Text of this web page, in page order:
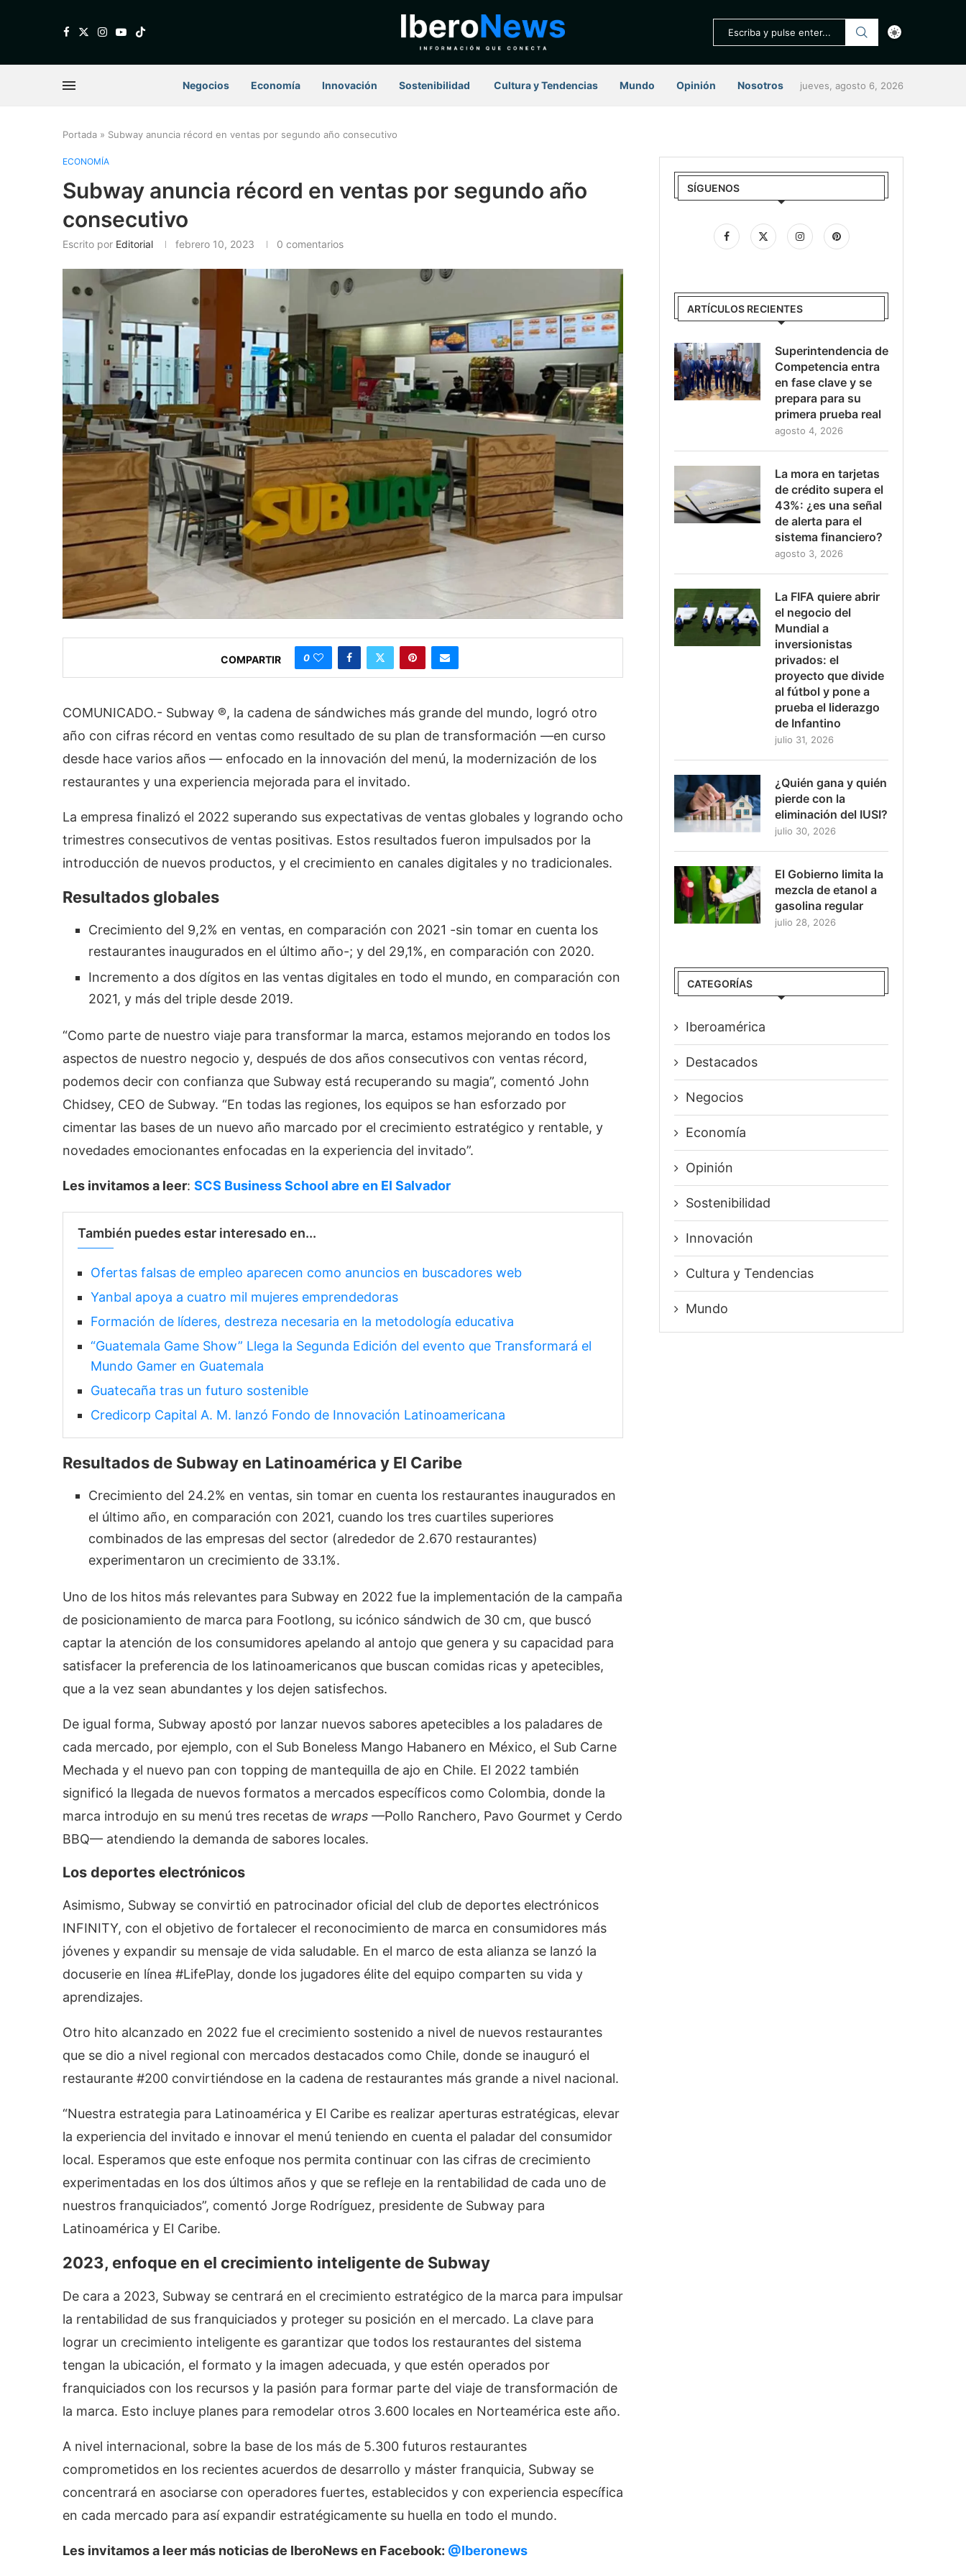
Negocios Economía Innovación Sostenibilidad ⁠ Cultura y Tendencias Mundo Opinión Nosotros jueves, agosto 6, 2026
Portada » Subway anuncia récord en ventas por segundo año consecutivo
ECONOMÍA
Subway anuncia récord en ventas por segundo año
consecutivo
Escrito por Editorial febrero 10, 2023 0 comentarios
COMPARTIR 0
COMUNICADO.- Subway ®, la cadena de sándwiches más grande del mundo, logró otro
año con cifras récord en ventas como resultado de su plan de transformación —en curso
desde hace varios años — enfocado en la innovación del menú, la modernización de los
restaurantes y una experiencia mejorada para el invitado.
La empresa finalizó el 2022 superando sus expectativas de ventas globales y logrando ocho
trimestres consecutivos de ventas positivas. Estos resultados fueron impulsados por la
introducción de nuevos productos, y el crecimiento en canales digitales y no tradicionales.
Resultados globales
Crecimiento del 9,2% en ventas, en comparación con 2021 -sin tomar en cuenta los
restaurantes inaugurados en el último año-; y del 29,1%, en comparación con 2020.
Incremento a dos dígitos en las ventas digitales en todo el mundo, en comparación con
2021, y más del triple desde 2019.
“Como parte de nuestro viaje para transformar la marca, estamos mejorando en todos los
aspectos de nuestro negocio y, después de dos años consecutivos con ventas récord,
podemos decir con confianza que Subway está recuperando su magia”, comentó John
Chidsey, CEO de Subway. “En todas las regiones, los equipos se han esforzado por
cimentar las bases de un nuevo año marcado por el crecimiento estratégico y rentable, y
novedades emocionantes enfocadas en la experiencia del invitado”.
Les invitamos a leer: SCS Business School abre en El Salvador
También puedes estar interesado en...
Ofertas falsas de empleo aparecen como anuncios en buscadores web
Yanbal apoya a cuatro mil mujeres emprendedoras
Formación de líderes, destreza necesaria en la metodología educativa
“Guatemala Game Show” Llega la Segunda Edición del evento que Transformará el
Mundo Gamer en Guatemala
Guatecaña tras un futuro sostenible
Credicorp Capital A. M. lanzó Fondo de Innovación Latinoamericana
Resultados de Subway en Latinoamérica y El Caribe
Crecimiento del 24.2% en ventas, sin tomar en cuenta los restaurantes inaugurados en
el último año, en comparación con 2021, cuando los tres cuartiles superiores
combinados de las empresas del sector (alrededor de 2.670 restaurantes)
experimentaron un crecimiento de 33.1%.
Uno de los hitos más relevantes para Subway en 2022 fue la implementación de la campaña
de posicionamiento de marca para Footlong, su icónico sándwich de 30 cm, que buscó
captar la atención de los consumidores apelando al antojo que genera y su capacidad para
satisfacer la preferencia de los latinoamericanos que buscan comidas ricas y apetecibles,
que a la vez sean abundantes y los dejen satisfechos.
De igual forma, Subway apostó por lanzar nuevos sabores apetecibles a los paladares de
cada mercado, por ejemplo, con el Sub Boneless Mango Habanero en México, el Sub Carne
Mechada y el nuevo pan con topping de mantequilla de ajo en Chile. El 2022 también
significó la llegada de nuevos formatos a mercados específicos como Colombia, donde la
marca introdujo en su menú tres recetas de wraps —Pollo Ranchero, Pavo Gourmet y Cerdo
BBQ— atendiendo la demanda de sabores locales.
Los deportes electrónicos
Asimismo, Subway se convirtió en patrocinador oficial del club de deportes electrónicos
INFINITY, con el objetivo de fortalecer el reconocimiento de marca en consumidores más
jóvenes y expandir su mensaje de vida saludable. En el marco de esta alianza se lanzó la
docuserie en línea #LifePlay, donde los jugadores élite del equipo comparten su vida y
aprendizajes.
Otro hito alcanzado en 2022 fue el crecimiento sostenido a nivel de nuevos restaurantes
que se dio a nivel regional con mercados destacados como Chile, donde se inauguró el
restaurante #200 convirtiéndose en la cadena de restaurantes más grande a nivel nacional.
“Nuestra estrategia para Latinoamérica y El Caribe es realizar aperturas estratégicas, elevar
la experiencia del invitado e innovar el menú teniendo en cuenta el paladar del consumidor
local. Esperamos que este enfoque nos permita continuar con las cifras de crecimiento
experimentadas en los dos últimos años y que se refleje en la rentabilidad de cada uno de
nuestros franquiciados”, comentó Jorge Rodríguez, presidente de Subway para
Latinoamérica y El Caribe.
2023, enfoque en el crecimiento inteligente de Subway
De cara a 2023, Subway se centrará en el crecimiento estratégico de la marca para impulsar
la rentabilidad de sus franquiciados y proteger su posición en el mercado. La clave para
lograr un crecimiento inteligente es garantizar que todos los restaurantes del sistema
tengan la ubicación, el formato y la imagen adecuada, y que estén operados por
franquiciados con los recursos y la pasión para formar parte del viaje de transformación de
la marca. Esto incluye planes para remodelar otros 3.600 locales en Norteamérica este año.
A nivel internacional, sobre la base de los más de 5.300 futuros restaurantes
comprometidos en los recientes acuerdos de desarrollo y máster franquicia, Subway se
concentrará en asociarse con operadores fuertes, establecidos y con experiencia específica
en cada mercado para así expandir estratégicamente su huella en todo el mundo.
Les invitamos a leer más noticias de IberoNews en Facebook: @Iberonews
SÍGUENOS
ARTÍCULOS RECIENTES
Superintendencia de
Competencia entra
en fase clave y se
prepara para su
primera prueba real
agosto 4, 2026
La mora en tarjetas
de crédito supera el
43%: ¿es una señal
de alerta para el
sistema financiero?
agosto 3, 2026
La FIFA quiere abrir
el negocio del
Mundial a
inversionistas
privados: el
proyecto que divide
al fútbol y pone a
prueba el liderazgo
de Infantino
julio 31, 2026
¿Quién gana y quién
pierde con la
eliminación del IUSI?
julio 30, 2026
El Gobierno limita la
mezcla de etanol a
gasolina regular
julio 28, 2026
CATEGORÍAS
Iberoamérica
Destacados
Negocios
Economía
Opinión
Sostenibilidad
Innovación
⁠Cultura y Tendencias
Mundo